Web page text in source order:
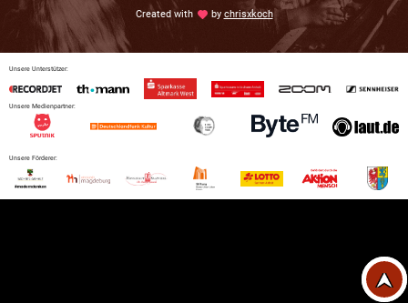
Created withlove by chrisxkoch
Unsere Unterstützer:
Unsere Medienpartner:
Unsere Förderer: